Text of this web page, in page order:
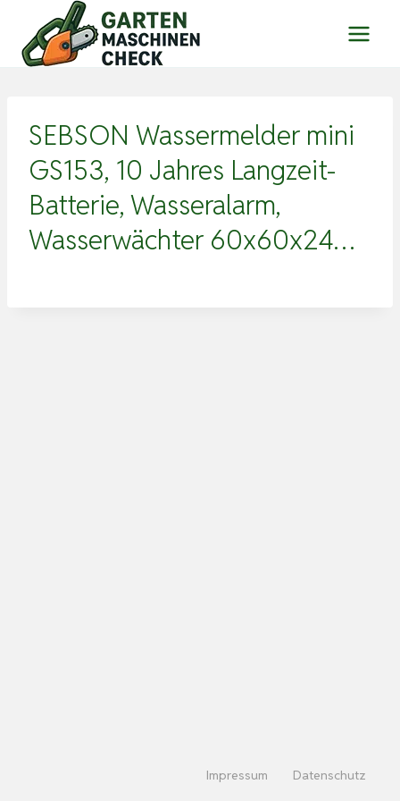
Inhalt
springen
SEBSON Wassermelder mini
GS153, 10 Jahres Langzeit-
Batterie, Wasseralarm,
Wasserwächter 60x60x24…
Impressum Datenschutz